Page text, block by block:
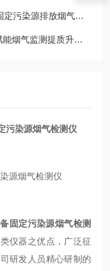
染源排放烟气黑度
气监测提质升级介绍
污染源烟气检测仪
固定污染源烟气检测
仪器之优点，广泛征
研发人员精心研制的